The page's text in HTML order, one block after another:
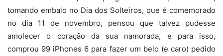
tomando embalo no Dia dos Solteiros, que é comemorado
no dia 11 de novembro, pensou que talvez pudesse
amolecer o coração da sua namorada, e para isso,
comprou 99 iPhones 6 para fazer um belo (e caro) pedido